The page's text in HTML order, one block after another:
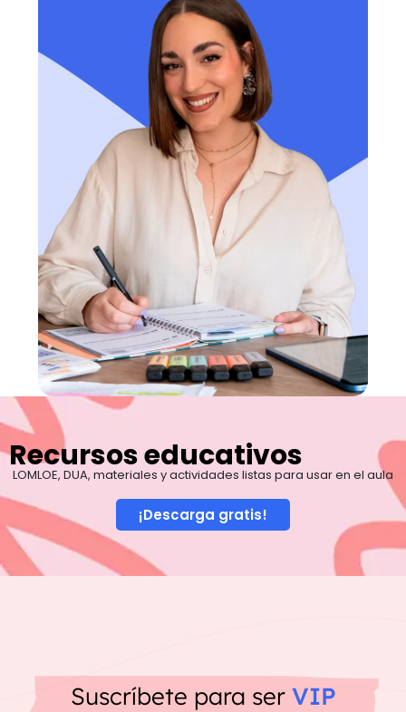
Recursos educativos
LOMLOE, DUA, materiales y actividades listas para usar en el aula
¡Descarga gratis!
Suscríbete para ser VIP